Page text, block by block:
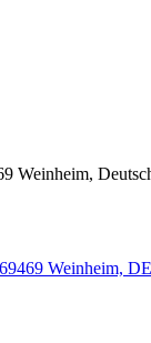
Weinheim,
Weinheim, DE